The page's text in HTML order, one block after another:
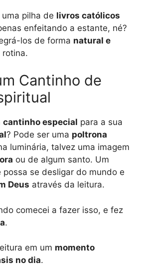
pilha de livros católicos
enfeitando a estante, né?
los de forma natural e
rotina.
Cantinho de
cantinho especial para a sua
? Pode ser uma poltrona
luminária, talvez uma imagem
ou de algum santo. Um
possa se desligar do mundo e
Deus através da leitura.
comecei a fazer isso, e fez
.
em um momento
no dia.